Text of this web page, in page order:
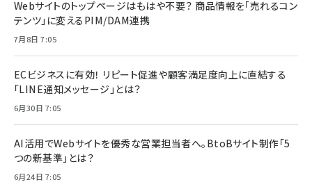
Webサイトのトップページはもはや不要？ 商品情報を「売れるコン
テンツ」に変えるPIM/DAM連携
7月8日 7:05
ECビジネスに有効！ リピート促進や顧客満足度向上に直結する
「LINE通知メッセージ」とは？
6月30日 7:05
AI活用でWebサイトを優秀な営業担当者へ。BtoBサイト制作「5
つの新基準」とは？
6月24日 7:05